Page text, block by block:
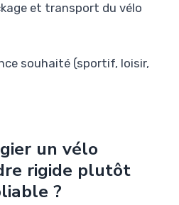
et transport du vélo
souhaité (sportif, loisir,
un vélo
rigide plutôt
?